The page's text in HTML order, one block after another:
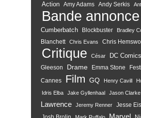
Action Amy Adams Andy Serkis
Bande annonce
Cumberbatch
Blockbuster Bradley
Blanchett
Chris Evans Chris
Critique César DC Comics
Gleeson
Drame Emma Stone
Cannes
Film GQ Henry Cavill
Idris Elba Jake Gyllenhaal Jason Clarke
Lawrence
Jeremy Renner
Jesse
Marvel